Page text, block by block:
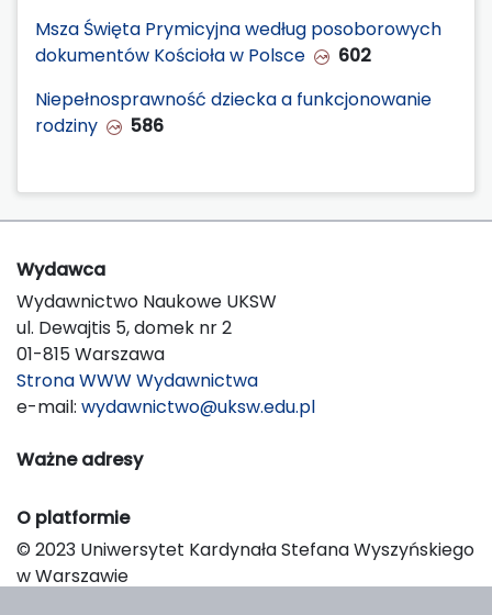
Msza Święta Prymicyjna według posoborowych
dokumentów Kościoła w Polsce
602
Niepełnosprawność dziecka a funkcjonowanie
rodziny
586
Wydawca
Wydawnictwo Naukowe UKSW
ul. Dewajtis 5, domek nr 2
01-815 Warszawa
Strona WWW Wydawnictwa
e-mail: wydawnictwo@uksw.edu.pl
Ważne adresy
O platformie
© 2023 Uniwersytet Kardynała Stefana Wyszyńskiego
w Warszawie